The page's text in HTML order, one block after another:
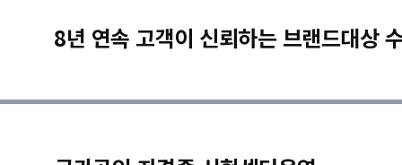
8년 연속 고객이 신뢰하는 브랜드대상